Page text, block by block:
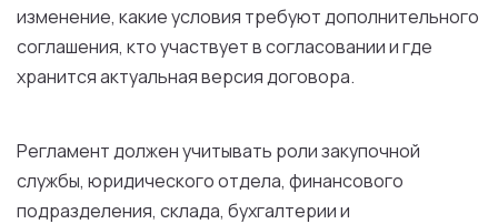
изменение, какие условия требуют дополнительного
соглашения, кто участвует в согласовании и где
хранится актуальная версия договора.
Регламент должен учитывать роли закупочной
службы, юридического отдела, финансового
подразделения, склада, бухгалтерии и